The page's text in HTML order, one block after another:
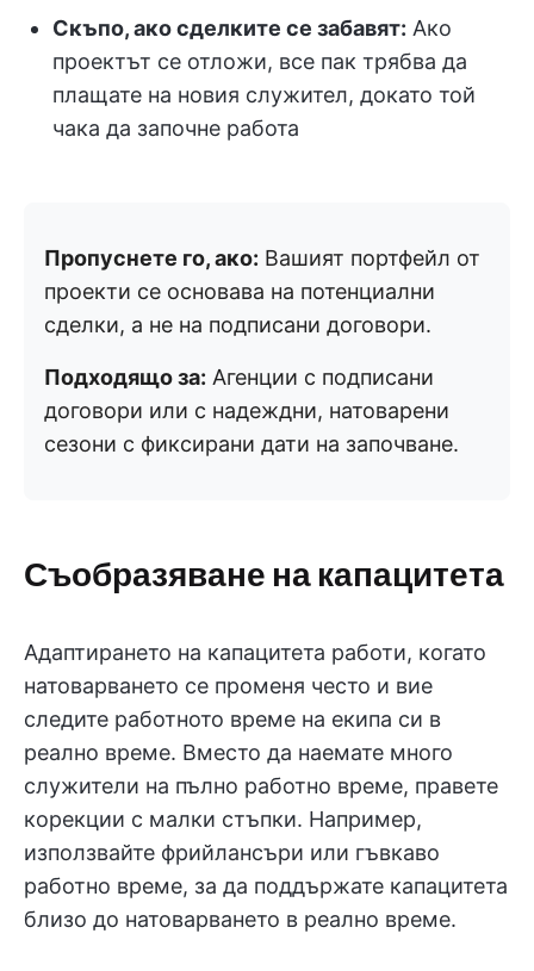
Скъпо, ако сделките се забавят: Ако
проектът се отложи, все пак трябва да
плащате на новия служител, докато той
чака да започне работа
Пропуснете го, ако: Вашият портфейл от
проекти се основава на потенциални
сделки, а не на подписани договори.
Подходящо за: Агенции с подписани
договори или с надеждни, натоварени
сезони с фиксирани дати на започване.
Съобразяване на капацитета
Адаптирането на капацитета работи, когато
натоварването се променя често и вие
следите работното време на екипа си в
реално време. Вместо да наемате много
служители на пълно работно време, правете
корекции с малки стъпки. Например,
използвайте фрийлансъри или гъвкаво
работно време, за да поддържате капацитета
близо до натоварването в реално време.